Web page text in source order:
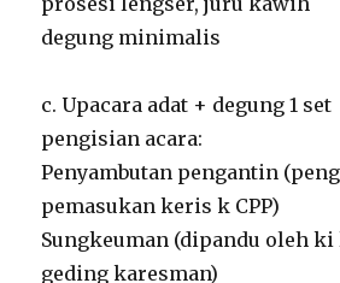
degung minimalis
c. Upacara adat + degung 1 set
pengisian acara:
Penyambutan pengantin
pemasukan keris k CPP)
Sungkeuman (dipandu oleh ki
geding karesman)